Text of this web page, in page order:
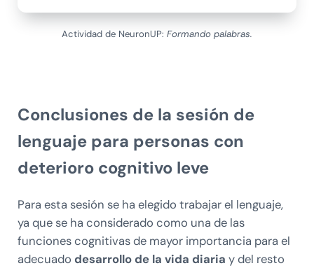
Actividad de NeuronUP: Formando palabras.
Conclusiones de la sesión de
lenguaje para personas con
deterioro cognitivo leve
Para esta sesión se ha elegido trabajar el lenguaje,
ya que se ha considerado como una de las
funciones cognitivas de mayor importancia para el
adecuado desarrollo de la vida diaria y del resto